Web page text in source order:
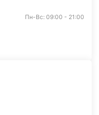
Пн-Вс: 09:00 - 21:00